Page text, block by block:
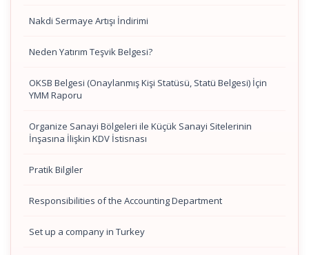
Nakdi Sermaye Artışı İndirimi
Neden Yatırım Teşvik Belgesi?
OKSB Belgesi (Onaylanmış Kişi Statüsü, Statü Belgesi) İçin
YMM Raporu
Organize Sanayi Bölgeleri ile Küçük Sanayi Sitelerinin
İnşasına İlişkin KDV İstisnası
Pratik Bilgiler
Responsibilities of the Accounting Department
Set up a company in Turkey